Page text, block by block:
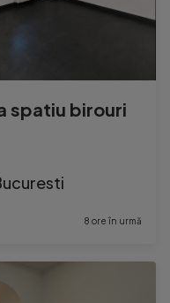
spatiu birouri
8 ore în urmă